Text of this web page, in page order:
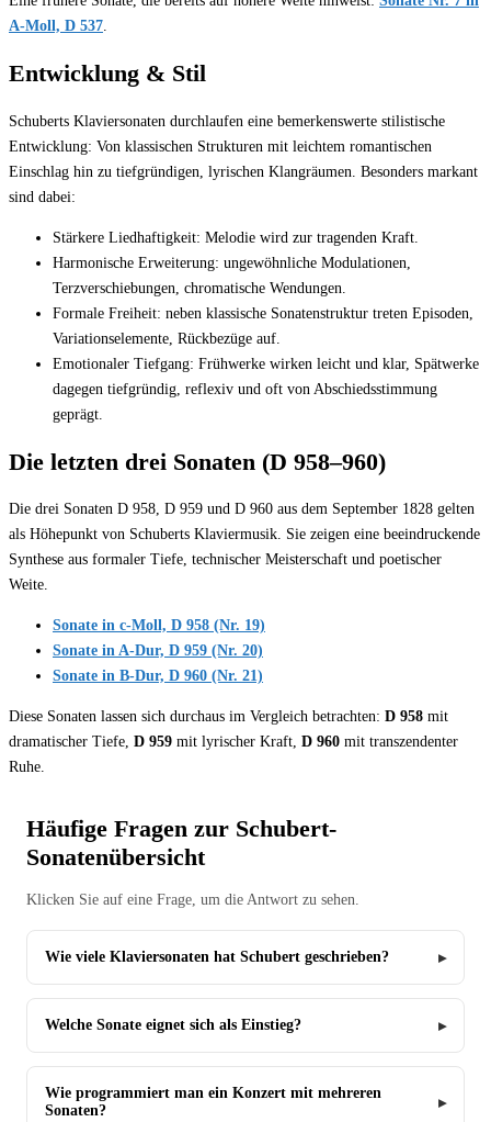
A-Moll, D 537.
Entwicklung & Stil
Schuberts Klaviersonaten durchlaufen eine bemerkenswerte stilistische
Entwicklung: Von klassischen Strukturen mit leichtem romantischen
Einschlag hin zu tiefgründigen, lyrischen Klangräumen. Besonders markant
sind dabei:
Stärkere Liedhaftigkeit: Melodie wird zur tragenden Kraft.
Harmonische Erweiterung: ungewöhnliche Modulationen,
Terzverschiebungen, chromatische Wendungen.
Formale Freiheit: neben klassische Sonatenstruktur treten Episoden,
Variationselemente, Rückbezüge auf.
Emotionaler Tiefgang: Frühwerke wirken leicht und klar, Spätwerke
dagegen tiefgründig, reflexiv und oft von Abschiedsstimmung
geprägt.
Die letzten drei Sonaten (D 958–960)
Die drei Sonaten D 958, D 959 und D 960 aus dem September 1828 gelten
als Höhepunkt von Schuberts Klaviermusik. Sie zeigen eine beeindruckende
Synthese aus formaler Tiefe, technischer Meisterschaft und poetischer
Weite.
Sonate in c-Moll, D 958 (Nr. 19)
Sonate in A-Dur, D 959 (Nr. 20)
Sonate in B-Dur, D 960 (Nr. 21)
Diese Sonaten lassen sich durchaus im Vergleich betrachten: D 958 mit
dramatischer Tiefe, D 959 mit lyrischer Kraft, D 960 mit transzendenter
Ruhe.
Häufige Fragen zur Schubert-
Sonatenübersicht
Klicken Sie auf eine Frage, um die Antwort zu sehen.
Wie viele Klaviersonaten hat Schubert geschrieben?
Welche Sonate eignet sich als Einstieg?
Wie programmiert man ein Konzert mit mehreren
Sonaten?